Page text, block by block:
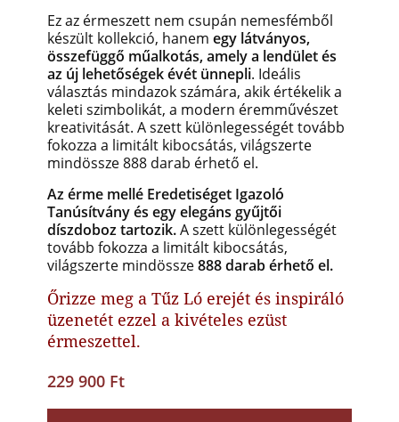
Ez az érmeszett nem csupán nemesfémből
készült kollekció, hanem egy látványos,
összefüggő műalkotás, amely a lendület és
az új lehetőségek évét ünnepli. Ideális
választás mindazok számára, akik értékelik a
keleti szimbolikát, a modern éremművészet
kreativitását. A szett különlegességét tovább
fokozza a limitált kibocsátás, világszerte
mindössze 888 darab érhető el.
Az érme mellé Eredetiséget Igazoló
Tanúsítvány és egy elegáns gyűjtői
díszdoboz tartozik.A szett különlegességét
tovább fokozza a limitált kibocsátás,
világszerte mindössze888 darab érhető el.
Őrizze meg a Tűz Ló erejét és inspiráló
üzenetét ezzel a kivételes ezüst
érmeszettel.
229 900 Ft